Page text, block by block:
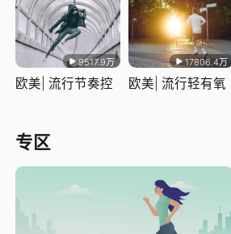
9517.9万
欧美| 流行节奏控
17806.4万
欧美| 流行轻有氧
专区